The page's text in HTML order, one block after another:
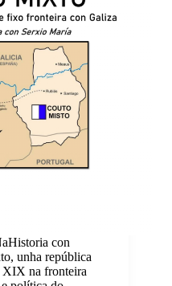
con
unha república
XIX na fronteira